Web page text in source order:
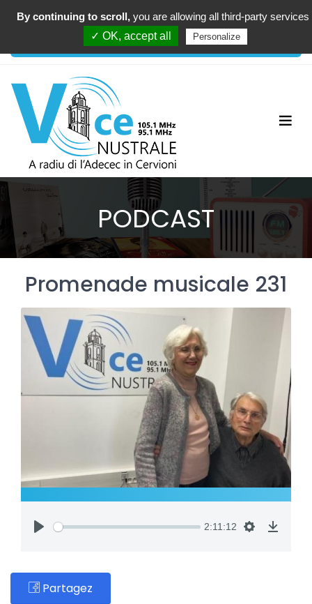
00:00
PODCAST
Promenade musicale 231
2:11:12
Partagez
By continuing to scroll, you are allowing all third-party services
✓ OK, accept all
Personalize